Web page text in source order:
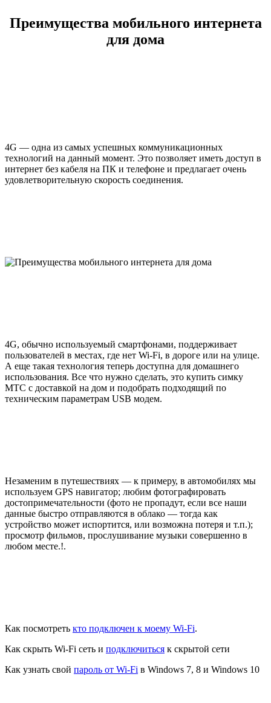
Преимущества мобильного интернета
для дома
4G — одна из самых успешных коммуникационных
технологий на данный момент. Это позволяет иметь доступ в
интернет без кабеля на ПК и телефоне и предлагает очень
удовлетворительную скорость соединения.
4G, обычно используемый смартфонами, поддерживает
пользователей в местах, где нет Wi-Fi, в дороге или на улице.
А еще такая технология теперь доступна для домашнего
использования. Все что нужно сделать, это купить симку
МТС с доставкой на дом и подобрать подходящий по
техническим параметрам USB модем.
Незаменим в путешествиях — к примеру, в автомобилях мы
используем GPS навигатор; любим фотографировать
достопримечательности (фото не пропадут, если все наши
данные быстро отправляются в облако — тогда как
устройство может испортится, или возможна потеря и т.п.);
просмотр фильмов, прослушивание музыки совершенно в
любом месте.!.
Как посмотреть кто подключен к моему Wi-Fi.
Как скрыть Wi-Fi сеть и подключиться к скрытой сети
Как узнать свой пароль от Wi-Fi в Windows 7, 8 и Windows 10